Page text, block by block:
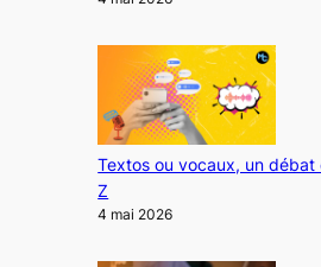
Textos ou vocaux, un débat
Z
4 mai 2026